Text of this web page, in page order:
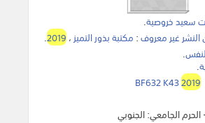
سعيد خروصية.
النشر غير معروف: مكتبة بذور التميز ،2019
.
.
.
BF632 K432019
الجامعي: الجنوبي